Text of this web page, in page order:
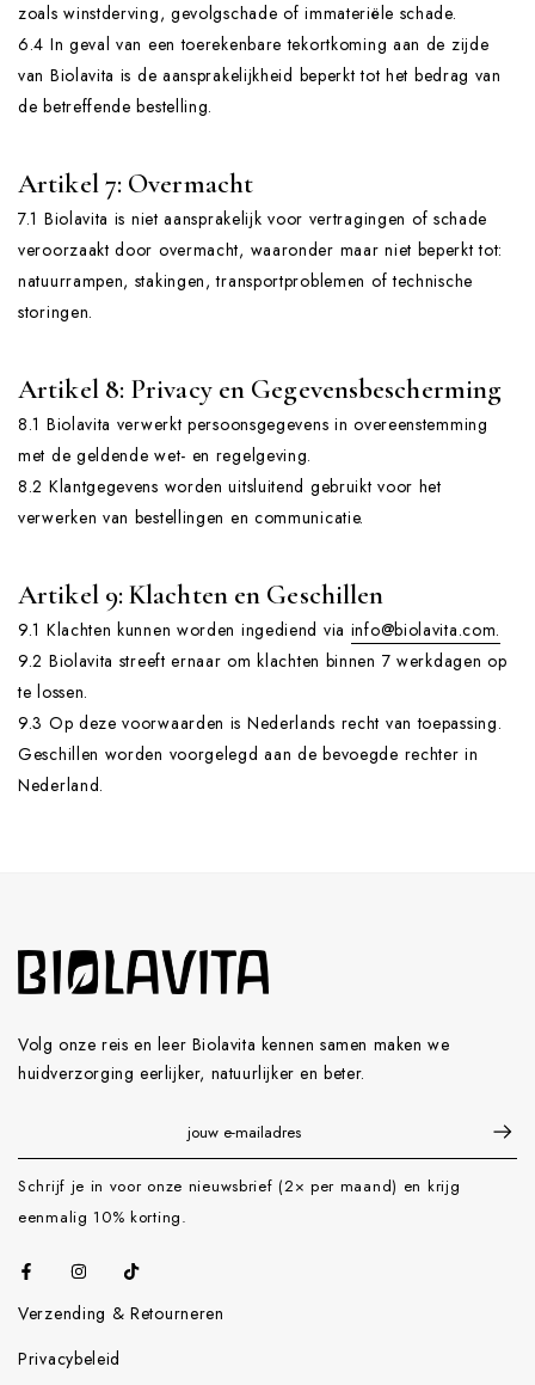
zoals winstderving, gevolgschade of immateriële schade.
6.4 In geval van een toerekenbare tekortkoming aan de zijde
van Biolavita is de aansprakelijkheid beperkt tot het bedrag van
de betreffende bestelling.
Artikel 7: Overmacht
7.1 Biolavita is niet aansprakelijk voor vertragingen of schade
veroorzaakt door overmacht, waaronder maar niet beperkt tot:
natuurrampen, stakingen, transportproblemen of technische
storingen.
Artikel 8: Privacy en Gegevensbescherming
8.1 Biolavita verwerkt persoonsgegevens in overeenstemming
met de geldende wet- en regelgeving.
8.2 Klantgegevens worden uitsluitend gebruikt voor het
verwerken van bestellingen en communicatie.
Artikel 9: Klachten en Geschillen
9.1 Klachten kunnen worden ingediend via info@biolavita.com.
9.2 Biolavita streeft ernaar om klachten binnen 7 werkdagen op
te lossen.
9.3 Op deze voorwaarden is Nederlands recht van toepassing.
Geschillen worden voorgelegd aan de bevoegde rechter in
Nederland.
Volg onze reis en leer Biolavita kennen samen maken we
huidverzorging eerlijker, natuurlijker en beter.
Schrijf je in voor onze nieuwsbrief (2× per maand) en krijg
eenmalig 10% korting.
Verzending & Retourneren
Privacybeleid